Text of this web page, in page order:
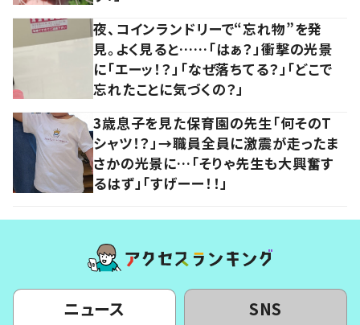
夜、コインランドリーで“忘れ物”を発
見。よく見ると……「はぁ？」衝撃の光景
に「エーッ！？」「なぜ落ちてる？」「どこで
忘れたことに気づくの？」
3歳息子を見た保育園の先生「何そのT
シャツ！？」→職員全員に激震が走ったま
さかの光景に…「そりゃ先生も大興奮す
るはず」「すげーー！！」
ニュース SNS